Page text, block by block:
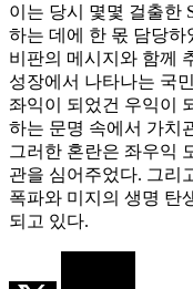
이는 당시 몇몇 걸출한
하는 데에 한 몫 담당하
비판의 메시지와 함께
성장에서 나타나는 국
좌익이 되었건 우익이
하는 문명 속에서 가치
그러한 혼란은 좌우익
관을 심어주었다. 그리
폭파와 미지의 생명 탄
되고 있다.